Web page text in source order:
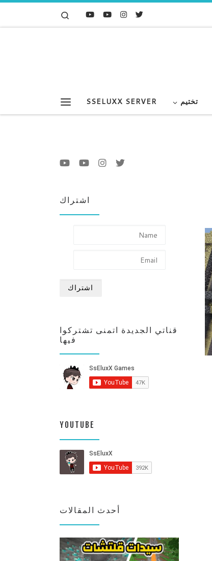
Skip to content
تختيم
SSELUXX SERVER
اشتراك
قناتي الجديدة اتمنى تشتركوا
فيها
YOUTUBE
أحدث المقالات